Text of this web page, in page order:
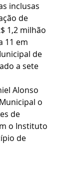
inclusas
de
1,2 milhão
11 em
de
a sete
Alonso
o
de
o Instituto
de